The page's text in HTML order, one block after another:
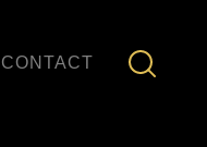
CONTACT